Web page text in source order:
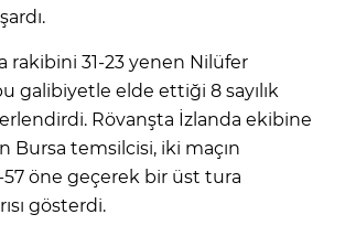
rakibini 31-23 yenen Nilüfer
galibiyetle elde ettiği 8 sayılık
Rövanşta İzlanda ekibine
Bursa temsilcisi, iki maçın
öne geçerek bir üst tura
gösterdi.